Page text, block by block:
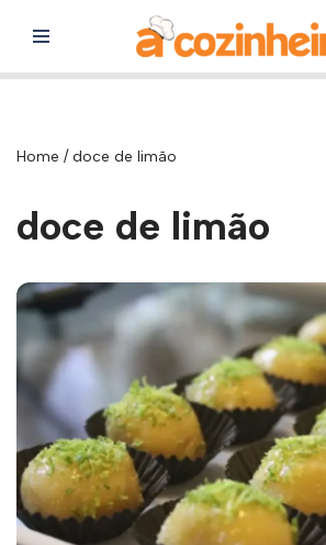
para
Home /doce de limão
doce de limão